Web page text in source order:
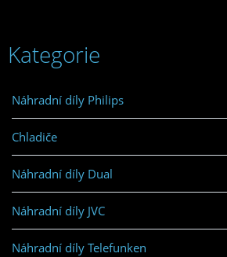
Kategorie
Náhradní díly Philips
Chladiče
Náhradní díly Dual
Náhradní díly JVC
Náhradní díly Telefunken